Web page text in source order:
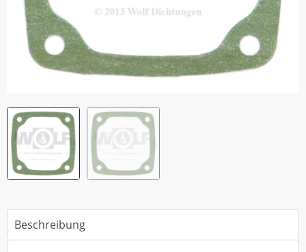
Beschreibung